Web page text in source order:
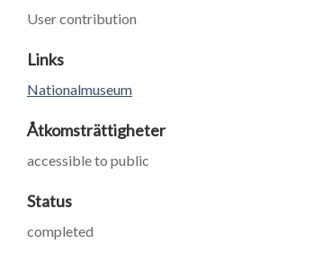
User contribution
Links
Nationalmuseum
Åtkomsträttigheter
accessible to public
Status
completed